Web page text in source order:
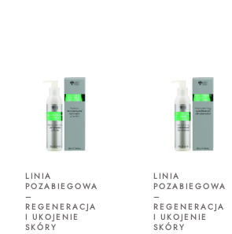
LINIA
POZABIEGOWA
–
REGENERACJA
I UKOJENIE
SKÓRY
LINIA
POZABIEGOWA
–
REGENERACJA
I UKOJENIE
SKÓRY